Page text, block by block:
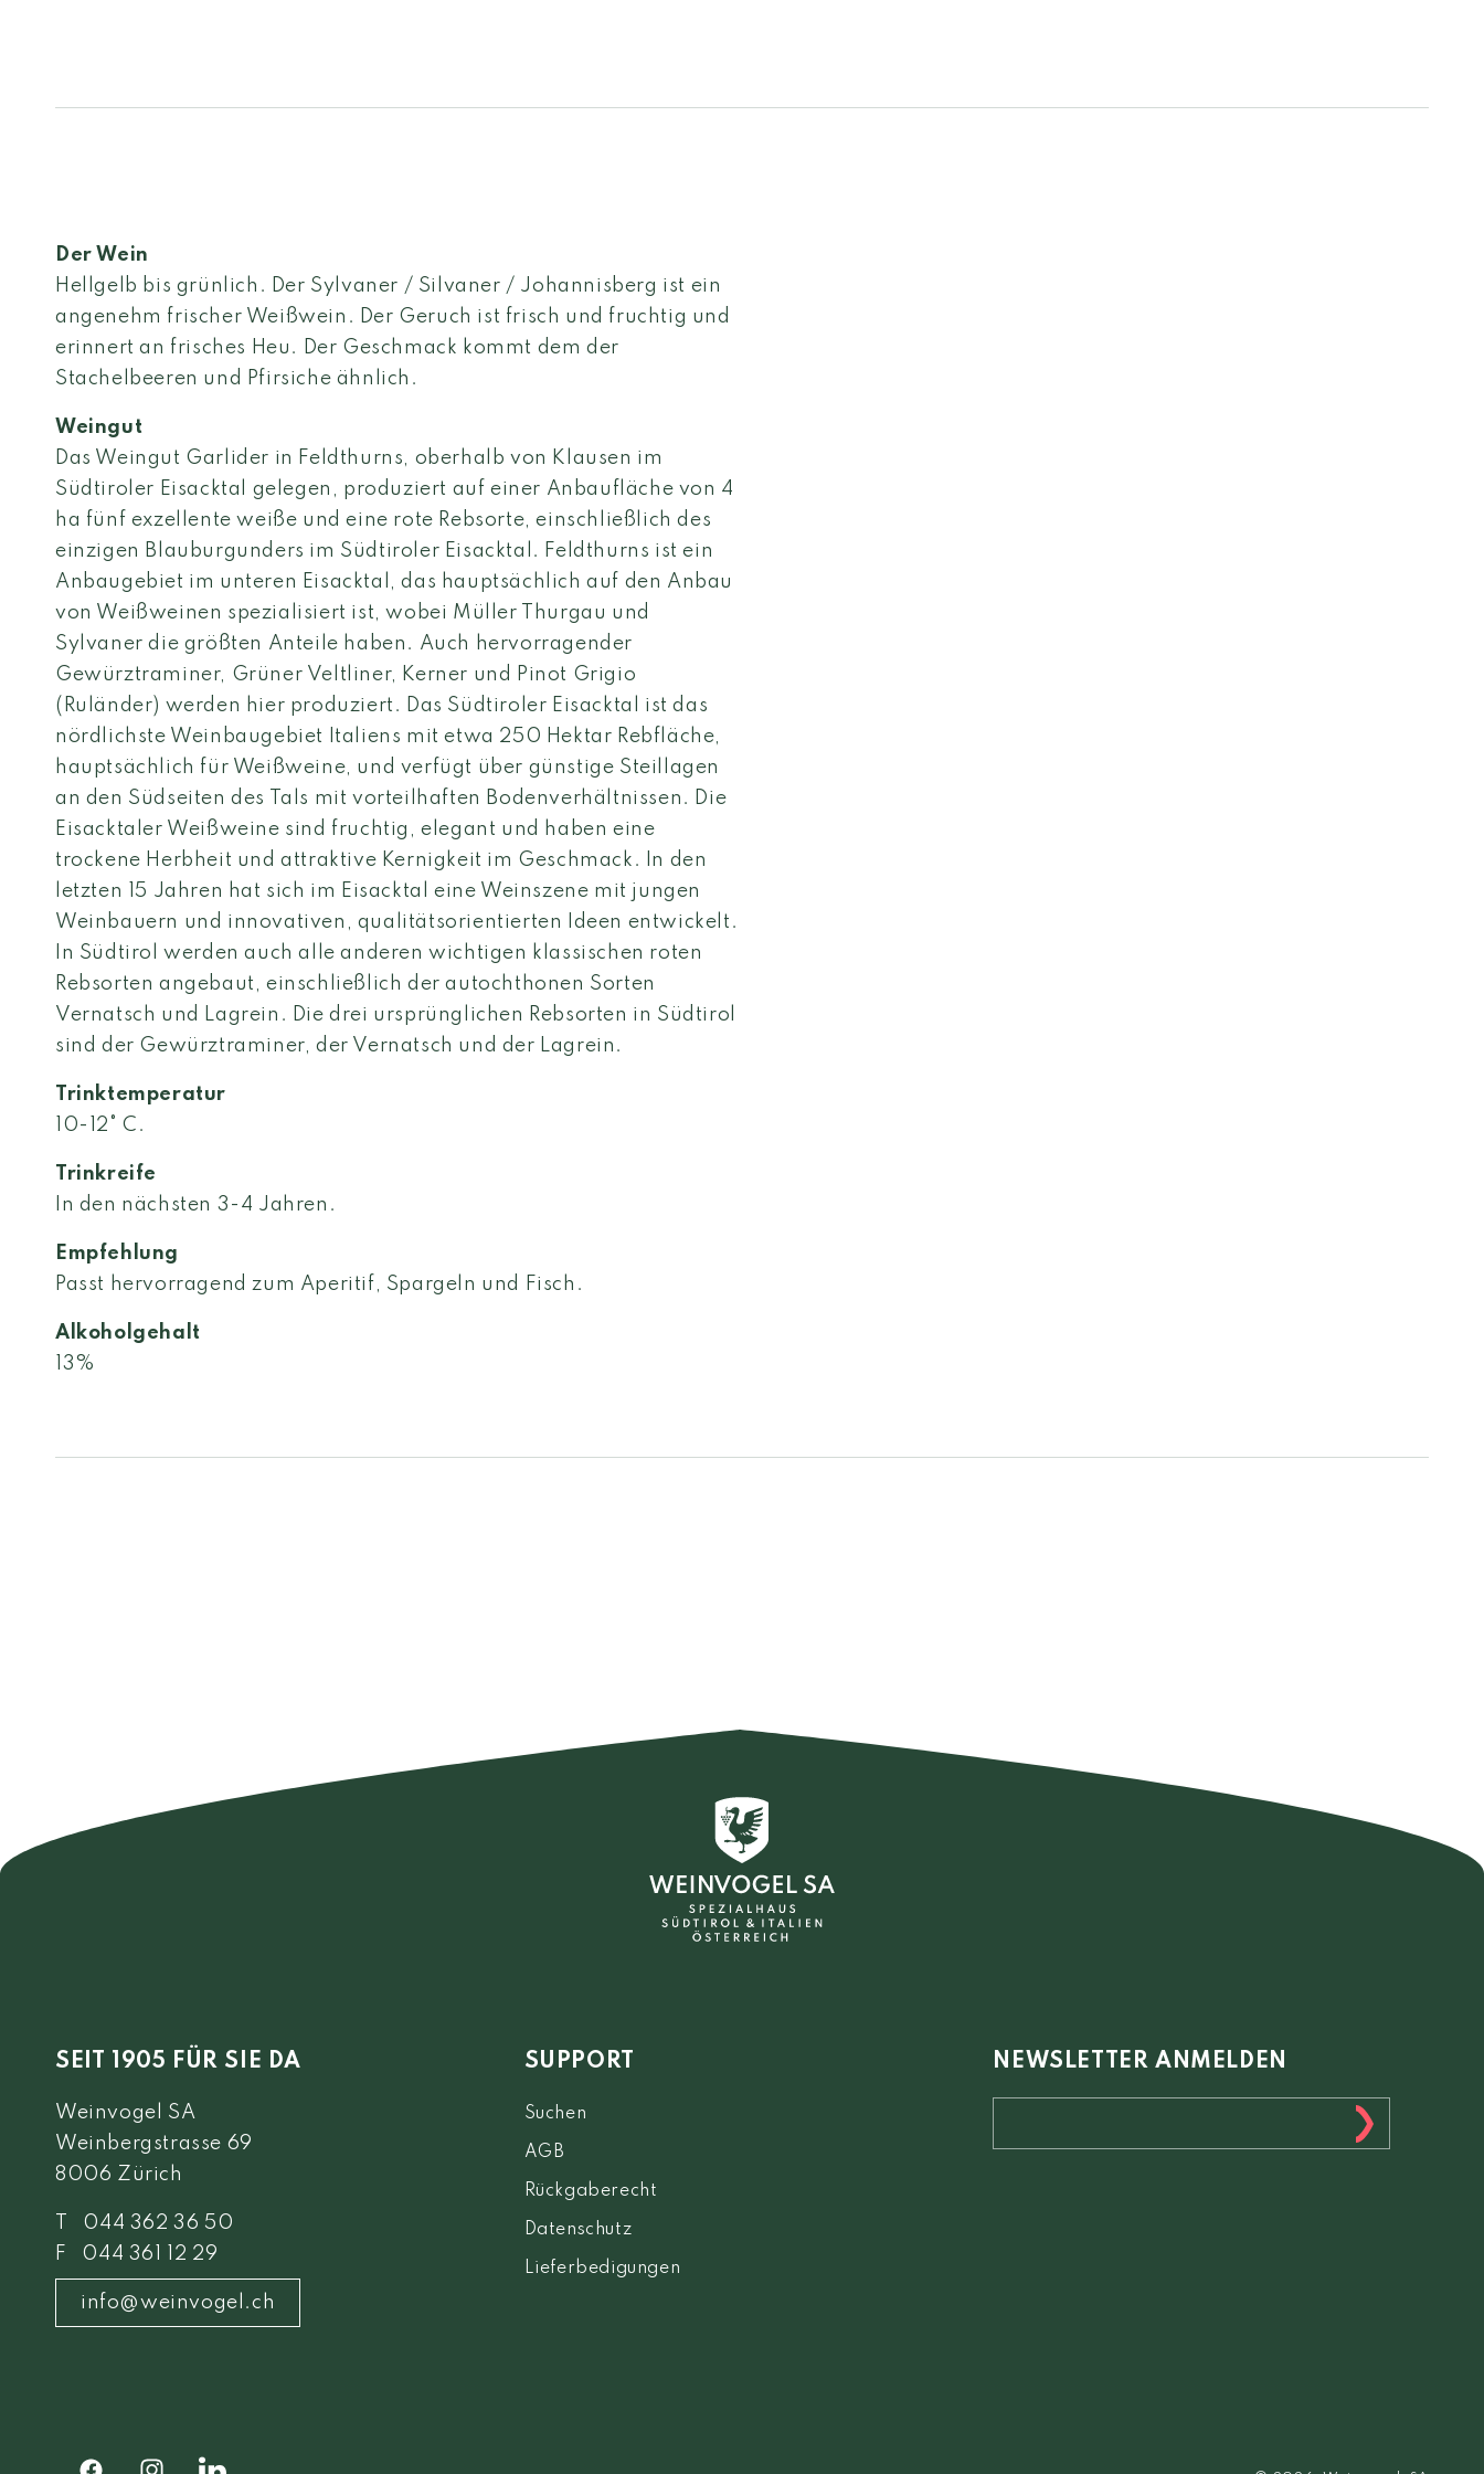
Der Wein
Hellgelb bis grünlich. Der Sylvaner / Silvaner / Johannisberg ist ein
angenehm frischer Weißwein. Der Geruch ist frisch und fruchtig und
erinnert an frisches Heu. Der Geschmack kommt dem der
Stachelbeeren und Pfirsiche ähnlich.
Weingut
Das Weingut Garlider in Feldthurns, oberhalb von Klausen im
Südtiroler Eisacktal gelegen, produziert auf einer Anbaufläche von 4
ha fünf exzellente weiße und eine rote Rebsorte, einschließlich des
einzigen Blauburgunders im Südtiroler Eisacktal. Feldthurns ist ein
Anbaugebiet im unteren Eisacktal, das hauptsächlich auf den Anbau
von Weißweinen spezialisiert ist, wobei Müller Thurgau und
Sylvaner die größten Anteile haben. Auch hervorragender
Gewürztraminer, Grüner Veltliner, Kerner und Pinot Grigio
(Ruländer) werden hier produziert. Das Südtiroler Eisacktal ist das
nördlichste Weinbaugebiet Italiens mit etwa 250 Hektar Rebfläche,
hauptsächlich für Weißweine, und verfügt über günstige Steillagen
an den Südseiten des Tals mit vorteilhaften Bodenverhältnissen. Die
Eisacktaler Weißweine sind fruchtig, elegant und haben eine
trockene Herbheit und attraktive Kernigkeit im Geschmack. In den
letzten 15 Jahren hat sich im Eisacktal eine Weinszene mit jungen
Weinbauern und innovativen, qualitätsorientierten Ideen entwickelt.
In Südtirol werden auch alle anderen wichtigen klassischen roten
Rebsorten angebaut, einschließlich der autochthonen Sorten
Vernatsch und Lagrein. Die drei ursprünglichen Rebsorten in Südtirol
sind der Gewürztraminer, der Vernatsch und der Lagrein.
Trinktemperatur
10-12° C.
Trinkreife
In den nächsten 3-4 Jahren.
Empfehlung
Passt hervorragend zum Aperitif, Spargeln und Fisch.
Alkoholgehalt
13%
SEIT 1905 FÜR SIE DA
Weinvogel SA
Weinbergstrasse 69
8006 Zürich
T 044 362 36 50
F 044 361 12 29
info@weinvogel.ch
SUPPORT
Suchen
AGB
Rückgaberecht
Datenschutz
Lieferbedigungen
NEWSLETTER ANMELDEN